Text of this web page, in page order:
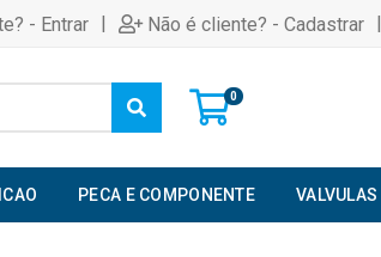
- Entrar | Não é cliente? - Cadastrar |
0
PECA E COMPONENTE VALVULAS